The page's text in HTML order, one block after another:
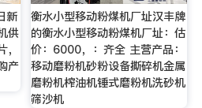
新
供
产
衡水小型移动粉煤机厂址汉丰牌
的衡水小型移动粉煤机厂址：估
价：6000，：齐全 主营产品：
移动磨粉机砂粉设备撕碎机金属
磨粉机榨油机锤式磨粉机洗砂机
筛沙机